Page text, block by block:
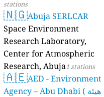
stations
🇳🇬Abuja SERLCAR
Space Environment
Research Laboratory,
Center for Atmospheric
Research, Abuja1 stations
🇦🇪AED - Environment
Agency – Abu Dhabi ( هيئة